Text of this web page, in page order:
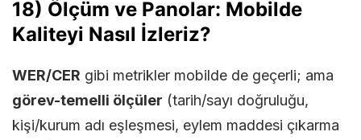
18) Ölçüm ve Panolar: Mobilde
Kaliteyi Nasıl İzleriz?
WER/CER gibi metrikler mobilde de geçerli; ama
görev-temelli ölçüler (tarih/sayı doğruluğu,
kişi/kurum adı eşleşmesi, eylem maddesi çıkarma